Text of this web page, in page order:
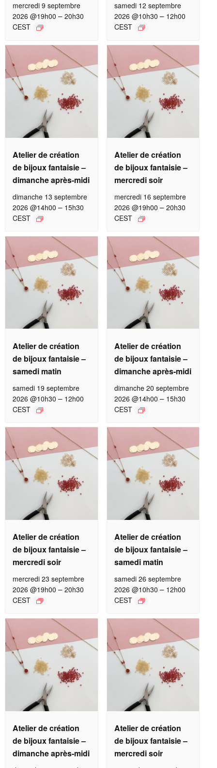
mercredi 9 septembre
2026 @19h00 –20h30
CEST
samedi 12 septembre
2026 @10h30 – 12h00
CEST
Atelier de création
de bijoux fantaisie –
dimanche après-midi
dimanche 13 septembre
2026 @14h00 – 15h30
CEST
Atelier de création
de bijoux fantaisie –
mercredi soir
mercredi 16 septembre
2026 @19h00 – 20h30
CEST
Atelier de création
de bijoux fantaisie –
samedi matin
samedi 19 septembre
2026 @10h30 – 12h00
CEST
Atelier de création
de bijoux fantaisie –
dimanche après-midi
dimanche 20 septembre
2026 @14h00 – 15h30
CEST
Atelier de création
de bijoux fantaisie –
mercredi soir
mercredi 23 septembre
2026 @19h00 –20h30
CEST
Atelier de création
de bijoux fantaisie –
samedi matin
samedi 26 septembre
2026 @10h30 – 12h00
CEST
Atelier de création
de bijoux fantaisie –
dimanche après-midi
Atelier de création
de bijoux fantaisie –
mercredi soir